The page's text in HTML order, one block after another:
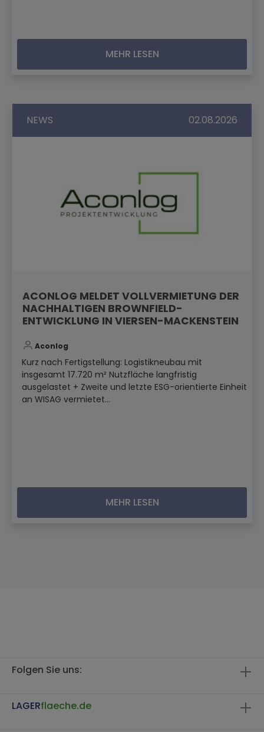
MEHR LESEN
NEWS 02.08.2026
ACONLOG MELDET VOLLVERMIETUNG DER
NACHHALTIGEN BROWNFIELD-
ENTWICKLUNG IN VIERSEN-MACKENSTEIN
Aconlog
Kurz nach Fertigstellung: Logistikneubau mit
insgesamt 17.720 m² Nutzfläche langfristig
ausgelastet + Zweite und letzte ESG-orientierte Einheit
an WISAG vermietet...
MEHR LESEN
Folgen Sie uns:
LAGERflaeche.de